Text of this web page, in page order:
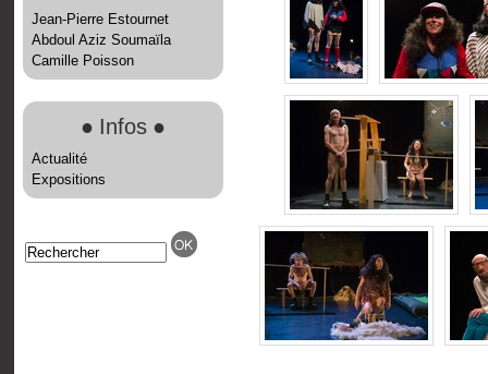
Jean-Pierre Estournet
Abdoul Aziz Soumaïla
Camille Poisson
● Infos ●
Actualité
Expositions